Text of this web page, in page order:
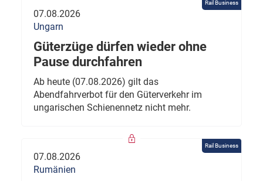
Rail Business
07.08.2026
Ungarn
Güterzüge dürfen wieder ohne
Pause durchfahren
Ab heute (07.08.2026) gilt das
Abendfahrverbot für den Güterverkehr im
ungarischen Schienennetz nicht mehr.
Rail Business
07.08.2026
Rumänien